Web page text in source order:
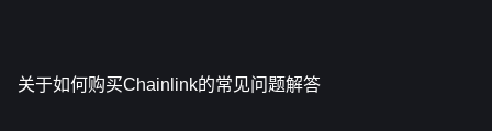
关于如何购买Chainlink的常见问题解答